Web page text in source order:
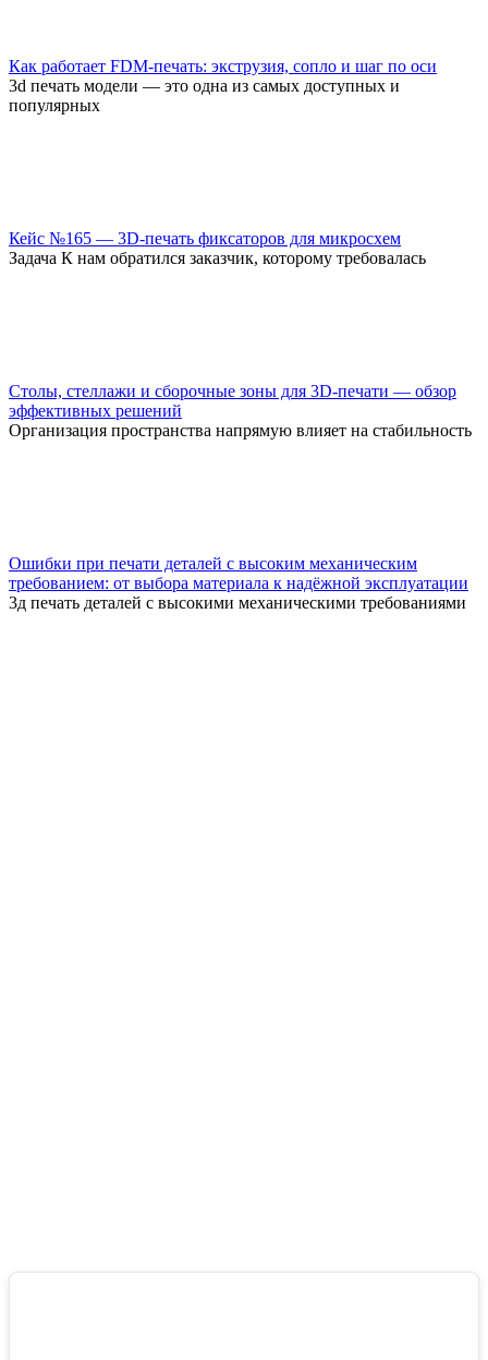
Как работает FDM-печать: экструзия, сопло и шаг по оси
3d печать модели — это одна из самых доступных и
популярных
Кейс №165 — 3D-печать фиксаторов для микросхем
Задача К нам обратился заказчик, которому требовалась
Столы, стеллажи и сборочные зоны для 3D-печати — обзор
эффективных решений
Организация пространства напрямую влияет на стабильность
Ошибки при печати деталей с высоким механическим
требованием: от выбора материала к надёжной эксплуатации
3д печать деталей с высокими механическими требованиями